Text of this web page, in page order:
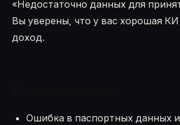
«Недостаточно данных для
Вы уверены, что у вас хорошая
доход.
Ошибка в паспортных данных